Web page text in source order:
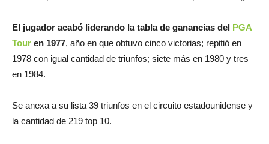
El jugador acabó liderando la tabla de ganancias del PGA
Tour en 1977, año en que obtuvo cinco victorias; repitió en
1978 con igual cantidad de triunfos; siete más en 1980 y tres
en 1984.
Se anexa a su lista 39 triunfos en el circuito estadounidense y
la cantidad de 219 top 10.